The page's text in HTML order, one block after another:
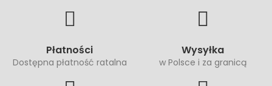
Płatności
Dostępna płatność ratalna
Wysyłka
w Polsce i za granicą